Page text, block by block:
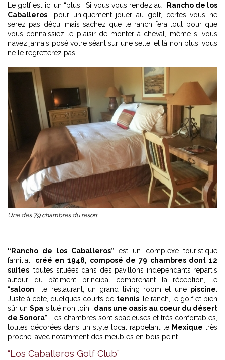
Le golf est ici un “plus “.Si vous vous rendez au “Rancho de los
Caballeros” pour uniquement jouer au golf, certes vous ne
serez pas déçu, mais sachez que le ranch fera tout pour que
vous connaissiez le plaisir de monter à cheval, même si vous
n’avez jamais posé votre séant sur une selle, et là non plus, vous
ne le regretterez pas.
Une des 79 chambres du resort
“Rancho de los Caballeros”est un complexe touristique
familial, créé en 1948, composé de 79 chambres dont 12
suites , toutes situées dans des pavillons indépendants répartis
autour du bâtiment principal comprenant la réception, le
“saloon”, le restaurant, un grand living room et une piscine
Juste à côté, quelques courts de tennis, le ranch, le golf et bien
sûr unSpa situé non loin “dans une oasis au coeur du désert
de Sonora”. Les chambres sont spacieuses et très confortables,
toutes décorées dans un style local rappelant le Mexique très
proche, avec notamment des meubles en bois peint.
“Los Caballeros Golf Club”